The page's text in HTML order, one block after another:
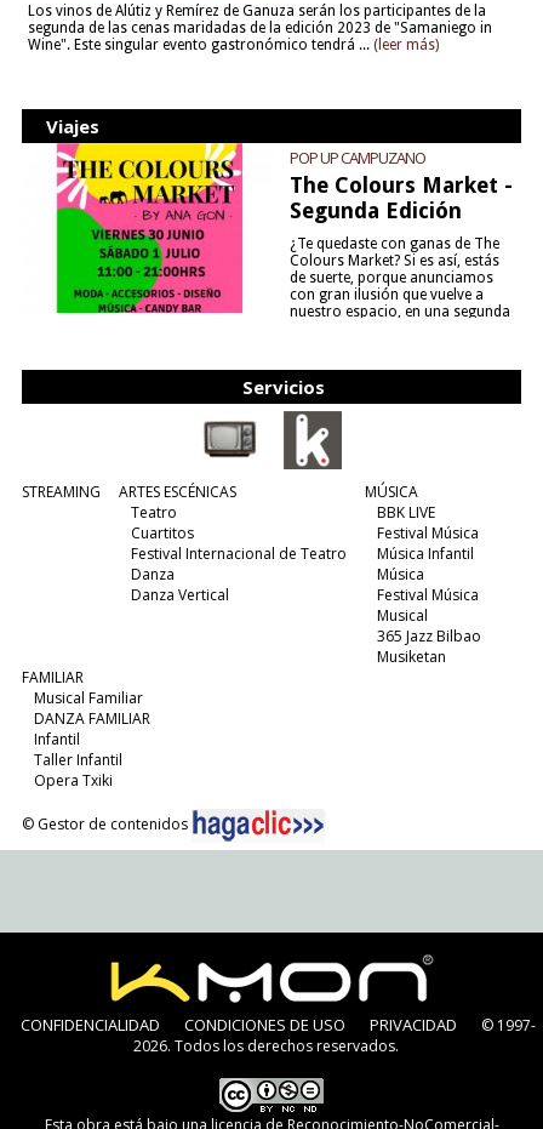
Los vinos de Alútiz y Remírez de Ganuza serán los participantes de la
segunda de las cenas maridadas de la edición 2023 de "Samaniego in
Wine". Este singular evento gastronómico tendrá ... (leer más)
Viajes
POP UP CAMPUZANO
The Colours Market -
Segunda Edición
¿Te quedaste con ganas de The
Colours Market? Si es así, estás
de suerte, porque anunciamos
con gran ilusión que vuelve a
nuestro espacio, en una segunda
Servicios
STREAMING
ARTES ESCÉNICAS
Teatro
Cuartitos
Festival Internacional de Teatro
Danza
Danza Vertical
MÚSICA
BBK LIVE
Festival Música
Música Infantil
Música
Festival Música
Musical
365 Jazz Bilbao
Musiketan
FAMILIAR
Musical Familiar
DANZA FAMILIAR
Infantil
Taller Infantil
Opera Txiki
© Gestor de contenidos
CONFIDENCIALIDAD CONDICIONES DE USO PRIVACIDAD
© 1997-
2026. Todos los derechos reservados.